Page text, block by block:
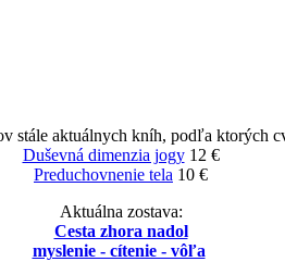
stále aktuálnych kníh, podľa ktorých
Duševná dimenzia jogy12 €
Preduchovnenie tela 10 €
Aktuálna zostava:
Cesta zhora nadol
myslenie - cítenie - vôľa